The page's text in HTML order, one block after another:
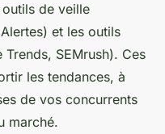
de veille
et les outils
Trends, SEMrush). Ces
les tendances, à
de vos concurrents
marché.